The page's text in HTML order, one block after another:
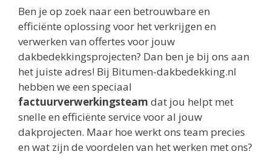
Ben je op zoek naar een betrouwbare en
efficiënte oplossing voor het verkrijgen en
verwerken van offertes voor jouw
dakbedekkingsprojecten? Dan ben je bij ons aan
het juiste adres! Bij Bitumen-dakbedekking.nl
hebben we een speciaal
factuurverwerkingsteam dat jou helpt met
snelle en efficiënte service voor al jouw
dakprojecten. Maar hoe werkt ons team precies
en wat zijn de voordelen van het werken met ons?